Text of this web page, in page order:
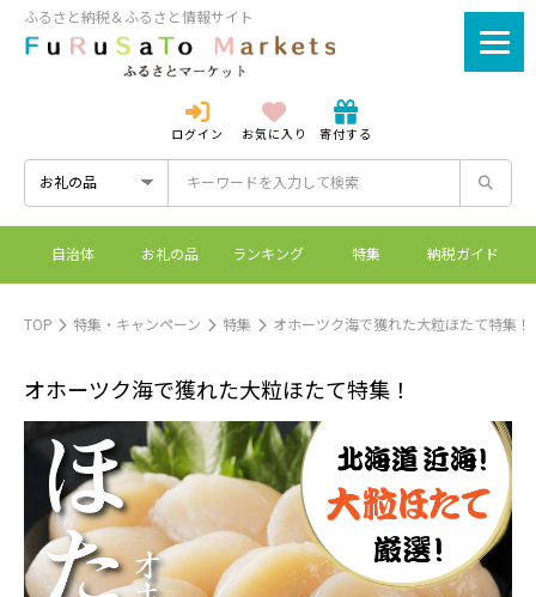
ふるさと納税＆ふるさと情報サイト
ログイン お気に入り 寄付する
自治体 お礼の品 ランキング 特集 納税ガイド
TOP
特集・キャンペーン 特集 オホーツク海で獲れた大粒ほたて特集！
オホーツク海で獲れた大粒ほたて特集！